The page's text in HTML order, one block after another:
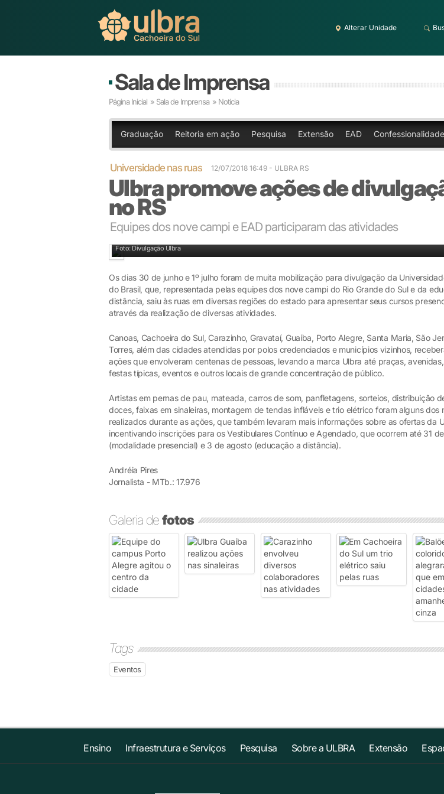
Alterar Unidade
Sala de Imprensa
Página Inicial » Sala de Imprensa » Notícia
Graduação Reitoria em ação Pesquisa Extensão EAD Confessionalidade
Universidade nas ruas 12/07/2018 16:49 - ULBRA RS
Ulbra promove ações de
no RS
Equipes dos nove campi e EAD participaram das atividades
Foto: Divulgação Ulbra
Os dias 30 de junho e 1º julho foram de muita mobilização para divulgação da
do Brasil, que, representada pelas equipes dos nove campi do Rio Grande do Sul e da
distância, saiu às ruas em diversas regiões do estado para apresentar seus cursos
através da realização de diversas atividades.
Canoas, Cachoeira do Sul, Carazinho, Gravataí, Guaíba, Porto Alegre, Santa Maria, São
Torres, além das cidades atendidas por polos credenciados e municípios vizinhos,
ações que envolveram centenas de pessoas, levando a marca Ulbra até praças,
festas típicas, eventos e outros locais de grande concentração de público.
Artistas em pernas de pau, mateada, carros de som, panfletagens, sorteios, distribuição
doces, faixas em sinaleiras, montagem de tendas infláveis e trio elétrico foram alguns dos
realizados durante as ações, que também levaram mais informações sobre as ofertas da
incentivando inscrições para os Vestibulares Contínuo e Agendado, que ocorrem até 31
(modalidade presencial) e 3 de agosto (educação a distância).
Andréia Pires
Jornalista - MTb.: 17.976
Galeria defotos
Tags
Eventos
Ensino Infraestrutura e Serviços Pesquisa Sobre a ULBRA Extensão